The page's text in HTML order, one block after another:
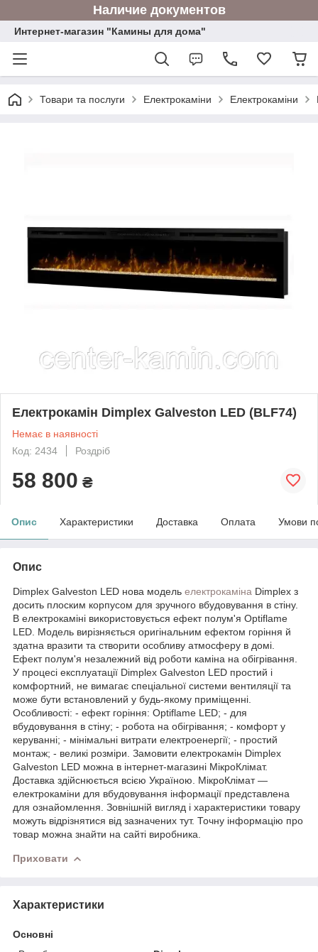
Наличие документов
Интернет-магазин "Камины для дома"
Товари та послуги Електрокаміни Електрокаміни
Електрокамін Dimplex Galveston LED (BLF74)
Немає в наявності
Код: 2434
Роздріб
58 800 ₴
Опис Характеристики Доставка Оплата Умови
Опис
Dimplex Galveston LED нова модель електрокаміна Dimplex з
досить плоским корпусом для зручного вбудовування в стіну.
В електрокаміні використовується ефект полум'я Optiflame
LED. Модель вирізняється оригінальним ефектом горіння й
здатна вразити та створити особливу атмосферу в домі.
Ефект полум'я незалежний від роботи каміна на обігрівання.
У процесі експлуатації Dimplex Galveston LED простий і
комфортний, не вимагає спеціальної системи вентиляції та
може бути встановлений у будь-якому приміщенні.
Особливості: - ефект горіння: Optiflame LED; - для
вбудовування в стіну; - робота на обігрівання; - комфорт у
керуванні; - мінімальні витрати електроенергії; - простий
монтаж; - великі розміри. Замовити електрокамін Dimplex
Galveston LED можна в інтернет-магазині МікроКлімат.
Доставка здійснюється всією Україною. МікроКлімат —
електрокаміни для вбудовування інформації представлена
для ознайомлення. Зовнішній вигляд і характеристики товару
можуть відрізнятися від зазначених тут. Точну інформацію про
товар можна знайти на сайті виробника.
Приховати
Характеристики
Основні